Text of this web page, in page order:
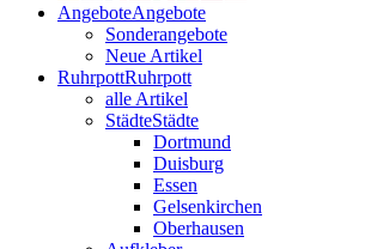
AngeboteAngebote
Sonderangebote
Neue Artikel
RuhrpottRuhrpott
alle Artikel
StädteStädte
Dortmund
Duisburg
Essen
Gelsenkirchen
Oberhausen